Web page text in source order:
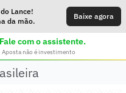
Lance!
da mão.
Baixe agora
Fale com o assistente.
não é investimento